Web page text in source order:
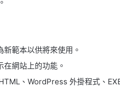
範本以供將來使用。
網站上的功能。
、WordPress 外掛程式、